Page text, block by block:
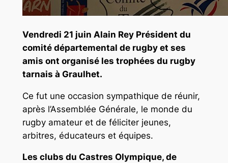
Vendredi 21 juin Alain Rey Président du
comité départemental de rugby et ses
amis ont organisé les trophées du rugby
tarnais à Graulhet.
Ce fut une occasion sympathique de réunir,
après l’Assemblée Générale, le monde du
rugby amateur et de féliciter jeunes,
arbitres, éducateurs et équipes.
Les clubs du Castres Olympique, de